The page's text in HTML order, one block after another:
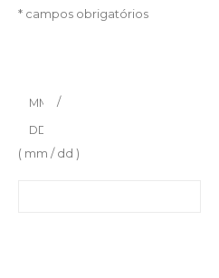
* campos obrigatórios
/
( mm / dd )